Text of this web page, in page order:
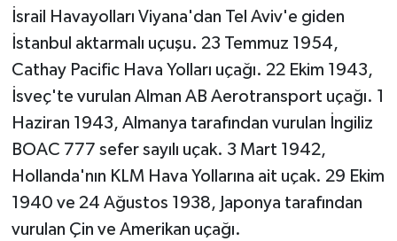
İsrail Havayolları Viyana'dan Tel Aviv'e giden
İstanbul aktarmalı uçuşu. 23 Temmuz 1954,
Cathay Pacific Hava Yolları uçağı. 22 Ekim 1943,
İsveç'te vurulan Alman AB Aerotransport uçağı. 1
Haziran 1943, Almanya tarafından vurulan İngiliz
BOAC 777 sefer sayılı uçak. 3 Mart 1942,
Hollanda'nın KLM Hava Yollarına ait uçak. 29 Ekim
1940 ve 24 Ağustos 1938, Japonya tarafından
vurulan Çin ve Amerikan uçağı.